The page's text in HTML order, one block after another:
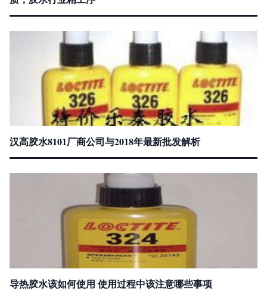
汉高胶水8101厂商公司与2018年最新批发解析
导热胶水该如何使用 使用过程中该注意哪些事项